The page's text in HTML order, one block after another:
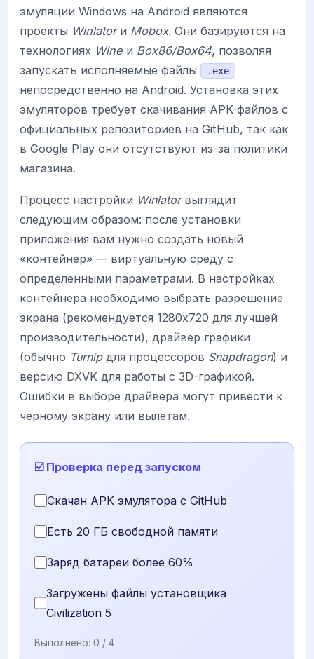
эмуляции Windows на Android являются
проекты Winlatorи Mobox. Они базируются на
технологиях Wine и Box86/Box64, позволяя
запускать исполняемые файлы
.exe
непосредственно на Android. Установка этих
эмуляторов требует скачивания APK-файлов с
официальных репозиториев на GitHub, так как
в Google Play они отсутствуют из-за политики
магазина.
Процесс настройки Winlatorвыглядит
следующим образом: после установки
приложения вам нужно создать новый
«контейнер» — виртуальную среду с
определенными параметрами. В настройках
контейнера необходимо выбрать разрешение
экрана (рекомендуется 1280x720 для лучшей
производительности), драйвер графики
(обычно Turnipдля процессоров Snapdragon) и
версию DXVK для работы с 3D-графикой.
Ошибки в выборе драйвера могут привести к
черному экрану или вылетам.
☑️ Проверка перед запуском
Скачан APK эмулятора с GitHub
Есть 20 ГБ свободной памяти
Заряд батареи более 60%
Загружены файлы установщика
Civilization 5
Выполнено: 0 / 4